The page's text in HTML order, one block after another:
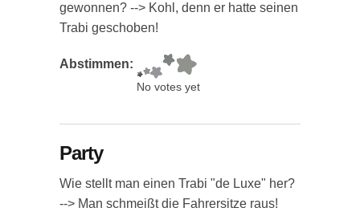
gewonnen? --> Kohl, denn er hatte seinen
Trabi geschoben!
Abstimmen:
No votes yet
Party
Wie stellt man einen Trabi "de Luxe" her?
--> Man schmeißt die Fahrersitze raus!